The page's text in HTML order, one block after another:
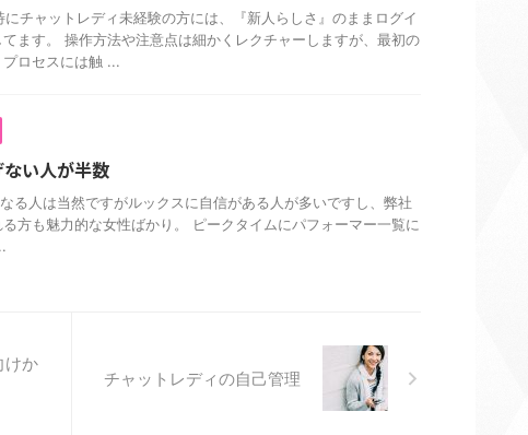
チャットレディ未経験の方には、『新人らしさ』のままログイ
ます。 操作方法や注意点は細かくレクチャーしますが、最初の
ロセスには触 ...
い人が半数
る人は当然ですがルックスに自信がある人が多いですし、弊社
方も魅力的な女性ばかり。 ピークタイムにパフォーマー一覧に
けか
チャットレディの自己管理